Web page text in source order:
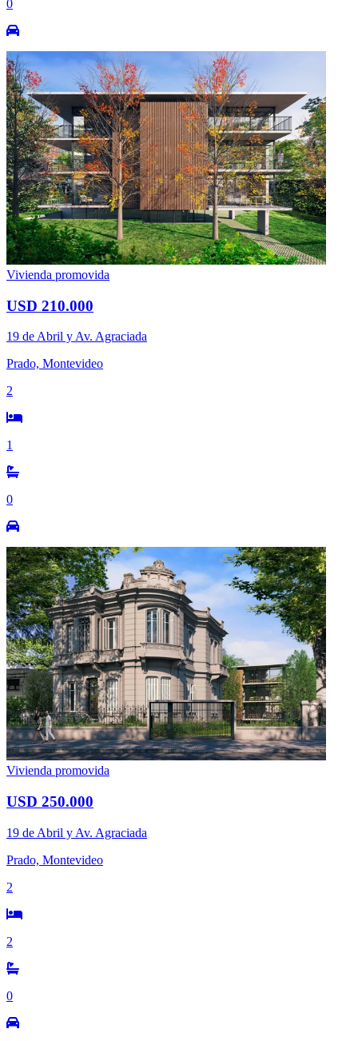
0
Vivienda promovida
USD 210.000
19 de Abril y Av. Agraciada
Prado, Montevideo
2
1
0
Vivienda promovida
USD 250.000
19 de Abril y Av. Agraciada
Prado, Montevideo
2
2
0